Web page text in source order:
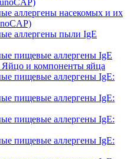
аллергены насекомых и их
аллергены пыли IgE
пищевые аллергены IgE
и компоненты яйца
пищевые аллергены IgE:
пищевые аллергены IgE:
пищевые аллергены IgE:
пищевые аллергены IgE: